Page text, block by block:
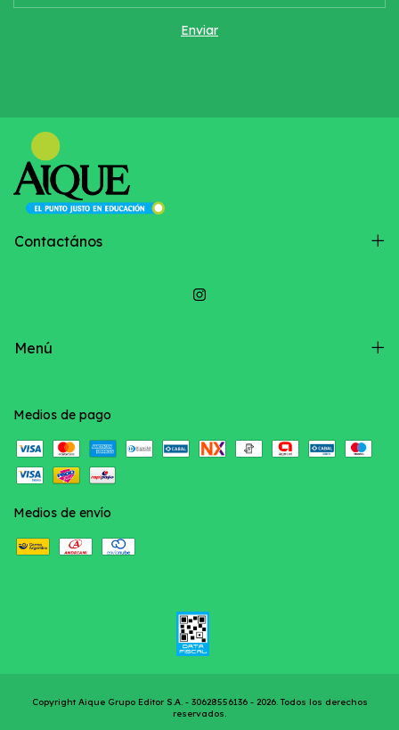
Contactános
Menú
Medios de pago
Medios de envío
Copyright Aique Grupo Editor S.A. - 30628556136 - 2026. Todos los derechos
reservados.